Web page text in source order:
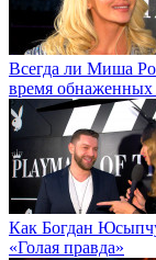
Всегда ли Миша
время обнаженных
Как Богдан
«Голая правда»